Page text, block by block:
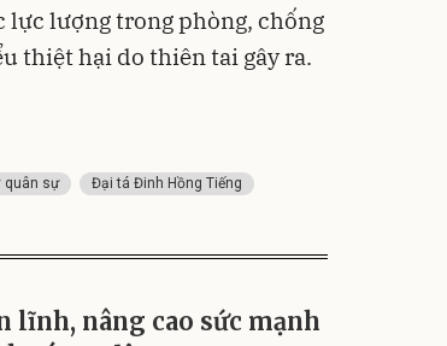
lực lượng trong phòng, chống
thiệt hại do thiên tai gây ra.
quân sự
Đại tá Đinh Hồng Tiếng
lĩnh, nâng cao sức mạnh